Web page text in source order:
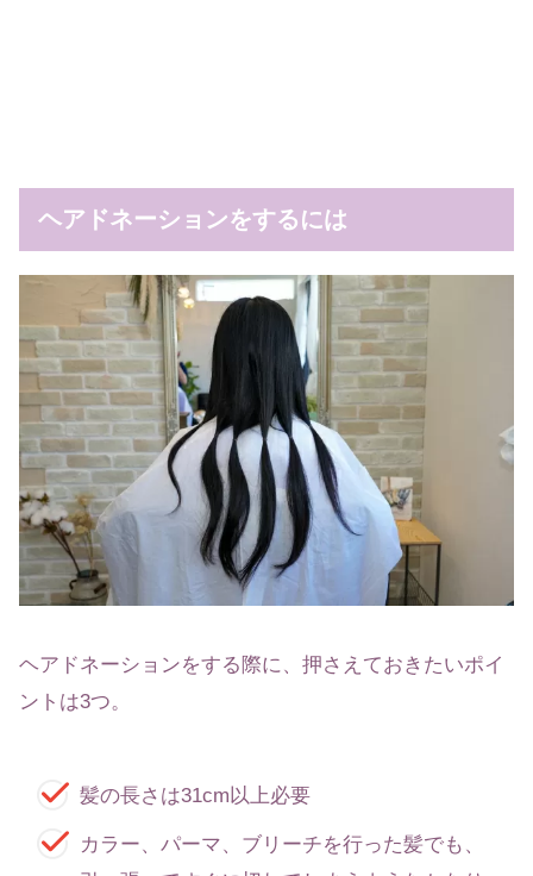
ヘアドネーションをするには
ヘアドネーションをする際に、押さえておきたいポイ
ントは3つ。
髪の長さは31cm以上必要
カラー、パーマ、ブリーチを行った髪でも、